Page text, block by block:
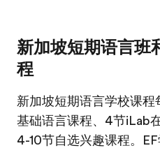
新加坡短期语言班
程
新加坡短期语言学校课
基础语言课程、4节iLab
4-10节自选兴趣课程。